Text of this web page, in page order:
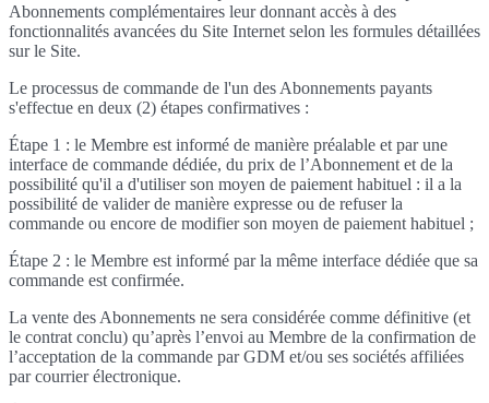
Abonnements complémentaires leur donnant accès à des
fonctionnalités avancées du Site Internet selon les formules détaillées
sur le Site.
Le processus de commande de l'un des Abonnements payants
s'effectue en deux (2) étapes confirmatives :
Étape 1 : le Membre est informé de manière préalable et par une
interface de commande dédiée, du prix de l’Abonnement et de la
possibilité qu'il a d'utiliser son moyen de paiement habituel : il a la
possibilité de valider de manière expresse ou de refuser la
commande ou encore de modifier son moyen de paiement habituel ;
Étape 2 : le Membre est informé par la même interface dédiée que sa
commande est confirmée.
La vente des Abonnements ne sera considérée comme définitive (et
le contrat conclu) qu’après l’envoi au Membre de la confirmation de
l’acceptation de la commande par GDM et/ou ses sociétés affiliées
par courrier électronique.